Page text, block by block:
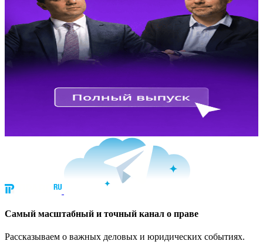
Cамый масштабный и точный канал о праве
Рассказываем о важных деловых и юридических событиях.